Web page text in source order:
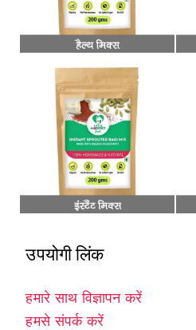
उपयोगी लिंक
हमारे साथ विज्ञापन करें
हमसे संपर्क करें